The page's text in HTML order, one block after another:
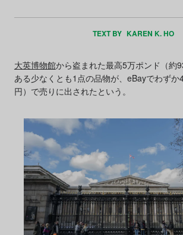
TEXT BY KAREN K. HO
大英博物館から盗まれた最高5万ポンド（約
ある少なくとも1点の品物が、eBayでわず
円）で売りに出されたという。